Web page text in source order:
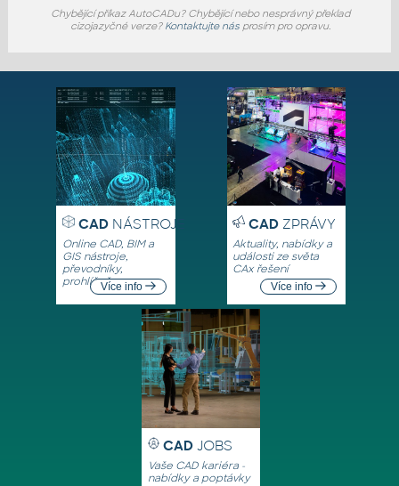
Chybějící příkaz AutoCADu? Chybějící nebo nesprávný překlad
cizojazyčné verze? Kontaktujte násprosím pro opravu.
CADNÁSTROJE
Online CAD, BIM a
GIS nástroje,
převodníky,
prohlížečeVíce info
CADZPRÁVY
Aktuality, nabídky a
události ze světa
CAx řešení
Více info
CAD JOBS
Vaše CAD kariéra -
nabídky a poptávky